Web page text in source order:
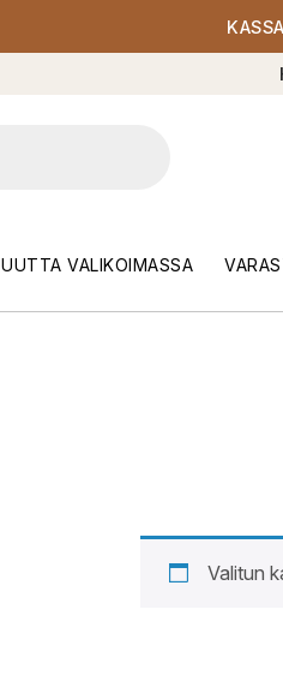
KASSA
UUTTA VALIKOIMASSA
Valitun